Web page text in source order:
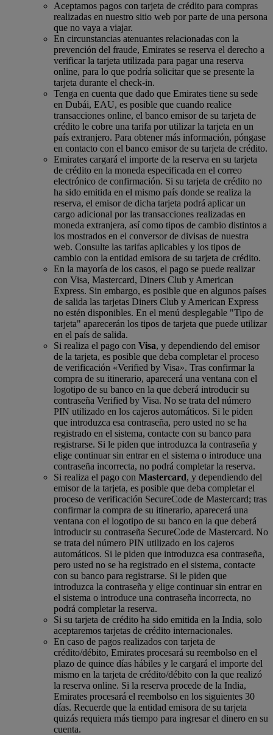
Aceptamos pagos con tarjeta de crédito para compras
realizadas en nuestro sitio web por parte de una persona
que no vaya a viajar.
En circunstancias atenuantes relacionadas con la
prevención del fraude, Emirates se reserva el derecho a
verificar la tarjeta utilizada para pagar una reserva
online, para lo que podría solicitar que se presente la
tarjeta durante el check-in.
Tenga en cuenta que dado que Emirates tiene su sede
en Dubái, EAU, es posible que cuando realice
transacciones online, el banco emisor de su tarjeta de
crédito le cobre una tarifa por utilizar la tarjeta en un
país extranjero. Para obtener más información, póngase
en contacto con el banco emisor de su tarjeta de crédito.
Emirates cargará el importe de la reserva en su tarjeta
de crédito en la moneda especificada en el correo
electrónico de confirmación. Si su tarjeta de crédito no
ha sido emitida en el mismo país donde se realiza la
reserva, el emisor de dicha tarjeta podrá aplicar un
cargo adicional por las transacciones realizadas en
moneda extranjera, así como tipos de cambio distintos a
los mostrados en el conversor de divisas de nuestra
web. Consulte las tarifas aplicables y los tipos de
cambio con la entidad emisora de su tarjeta de crédito.
En la mayoría de los casos, el pago se puede realizar
con Visa, Mastercard, Diners Club y American
Express. Sin embargo, es posible que en algunos países
de salida las tarjetas Diners Club y American Express
no estén disponibles. En el menú desplegable "Tipo de
tarjeta" aparecerán los tipos de tarjeta que puede utilizar
en el país de salida.
Si realiza el pago con Visa, y dependiendo del emisor
de la tarjeta, es posible que deba completar el proceso
de verificación «Verified by Visa». Tras confirmar la
compra de su itinerario, aparecerá una ventana con el
logotipo de su banco en la que deberá introducir su
contraseña Verified by Visa. No se trata del número
PIN utilizado en los cajeros automáticos. Si le piden
que introduzca esa contraseña, pero usted no se ha
registrado en el sistema, contacte con su banco para
registrarse. Si le piden que introduzca la contraseña y
elige continuar sin entrar en el sistema o introduce una
contraseña incorrecta, no podrá completar la reserva.
Si realiza el pago con Mastercard, y dependiendo del
emisor de la tarjeta, es posible que deba completar el
proceso de verificación SecureCode de Mastercard; tras
confirmar la compra de su itinerario, aparecerá una
ventana con el logotipo de su banco en la que deberá
introducir su contraseña SecureCode de Mastercard. No
se trata del número PIN utilizado en los cajeros
automáticos. Si le piden que introduzca esa contraseña,
pero usted no se ha registrado en el sistema, contacte
con su banco para registrarse. Si le piden que
introduzca la contraseña y elige continuar sin entrar en
el sistema o introduce una contraseña incorrecta, no
podrá completar la reserva.
Si su tarjeta de crédito ha sido emitida en la India, solo
aceptaremos tarjetas de crédito internacionales.
En caso de pagos realizados con tarjeta de
crédito/débito, Emirates procesará su reembolso en el
plazo de quince días hábiles y le cargará el importe del
mismo en la tarjeta de crédito/débito con la que realizó
la reserva online. Si la reserva procede de la India,
Emirates procesará el reembolso en los siguientes 30
días. Recuerde que la entidad emisora de su tarjeta
quizás requiera más tiempo para ingresar el dinero en su
cuenta.